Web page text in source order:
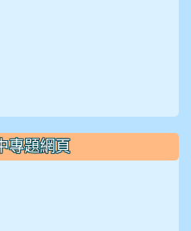
專題網頁